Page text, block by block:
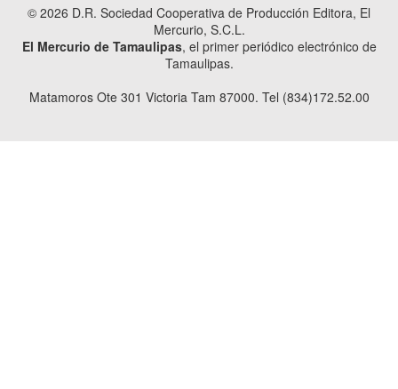
© 2026 D.R. Sociedad Cooperativa de Producción Editora, El
Mercurio, S.C.L.
El Mercurio de Tamaulipas, el primer periódico electrónico de
Tamaulipas.
Matamoros Ote 301 Victoria Tam 87000. Tel (834)172.52.00